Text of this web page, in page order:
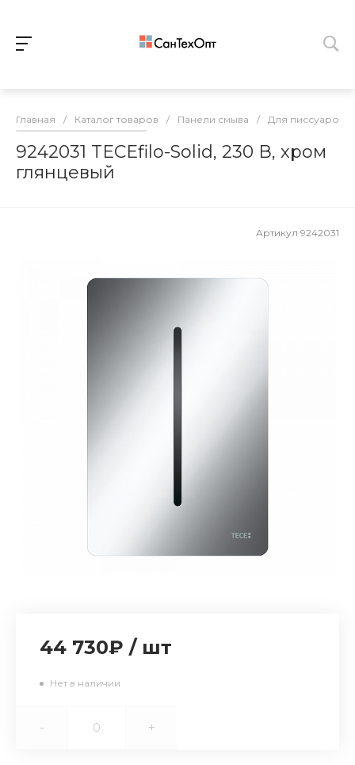
Главная / Каталог товаров / Панели смыва / Для писсуаров
9242031 TECEfilo-Solid, 230 В, хром
глянцевый
Артикул 9242031
44 730₽ / шт
Нет в наличии
- +